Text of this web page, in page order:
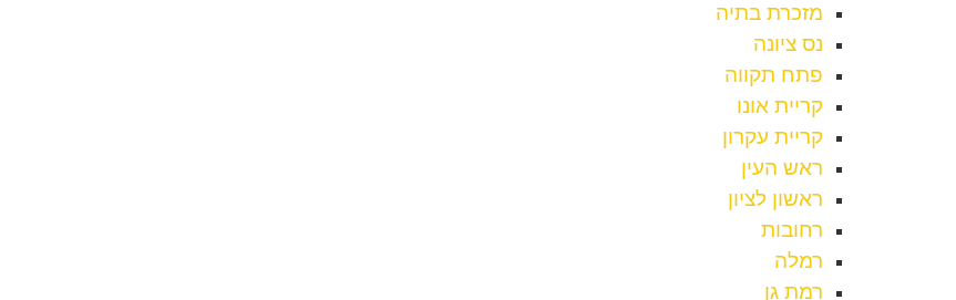
מזכרת בתיה
נס ציונה
פתח תקווה
קריית אונו
קריית עקרון
ראש העין
ראשון לציון
רחובות
רמלה
רמת גן